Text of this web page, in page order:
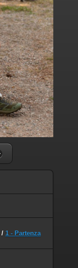
/ 1 - Partenza